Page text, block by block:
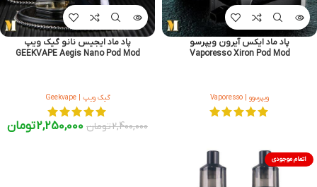
پاد ماد ایکس آیرون ویپرسو
Vaporesso Xiron Pod Mod
ویپرسوو | Vaporesso
پاد ماد ایجیس نانو گیک ویپ
GEEKVAPE Aegis Nano Pod Mod
گیک ویپ | Geekvape
2,400,000تومان 2,250,000تومان
اتمام موجودی